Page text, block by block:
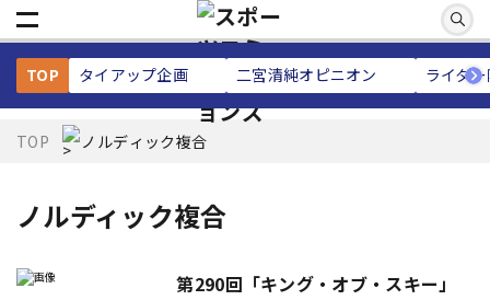
TOP タイアップ企画 二宮清純オピニオン ライタ
TOP ノルディック複合
ノルディック複合
第290回「キング・オブ・スキー」